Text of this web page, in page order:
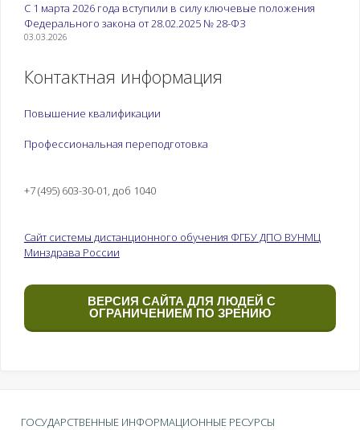
С 1 марта 2026 года вступили в силу ключевые положения
Федерального закона от 28.02.2025 № 28-ФЗ
03.03.2026
Контактная информация
Повышение квалификации
Профессиональная переподготовка
+7 (495) 603-30-01, доб 1040
Сайт системы дистанционного обучения ФГБУ ДПО ВУНМЦ
Минздрава России
ВЕРСИЯ САЙТА ДЛЯ ЛЮДЕЙ С
ОГРАНИЧЕНИЕМ ПО ЗРЕНИЮ
ГОСУДАРСТВЕННЫЕ ИНФОРМАЦИОННЫЕ РЕСУРСЫ